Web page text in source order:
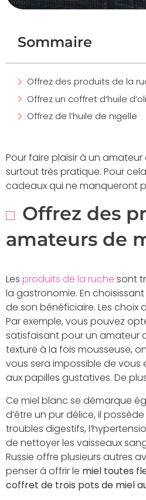
Sommaire
Offrez des produits de la
Offrez un coffret d’huile
Offrez de l’huile de nigelle
Pour faire plaisir à un
surtout très pratique. Pour
cadeaux qui ne manqueront
Offrez des
amateurs de
Les produits de la ruche sont
la gastronomie. En
de son bénéficiaire. Les choix
Par exemple, vous pouvez
satisfaisant pour un amateur
texture à la fois mousseuse,
vous sera impossible de
aux papilles gustatives. De
Ce miel blanc se démarque
d’être un pur délice, il
troubles digestifs,
de nettoyer les vaisseaux
Russie offre plusieurs autres
penser à offrir le miel toutes
coffret de trois pots de miel